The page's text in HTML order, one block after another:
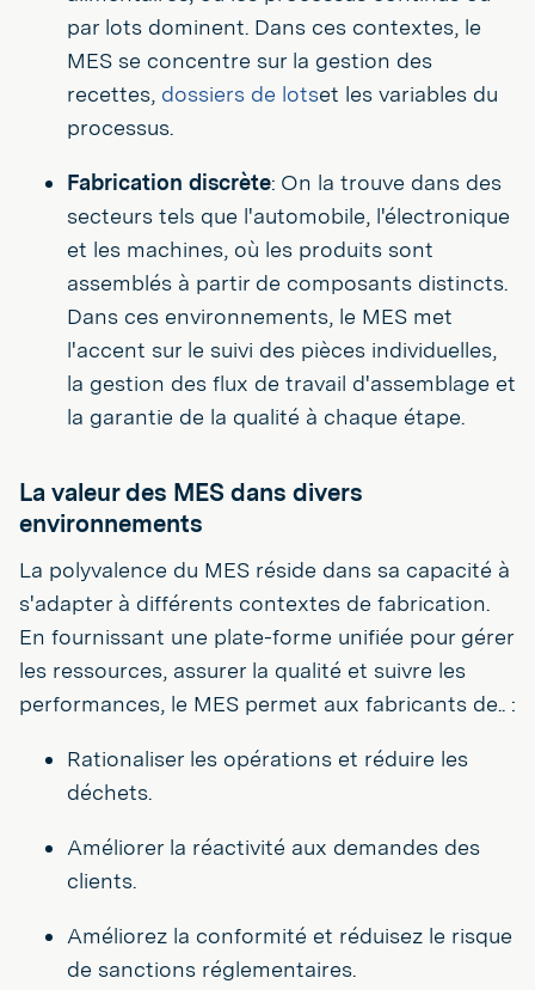
par lots dominent. Dans ces contextes, le
MES se concentre sur la gestion des
recettes, dossiers de lotset les variables du
processus.
Fabrication discrète: On la trouve dans des
secteurs tels que l'automobile, l'électronique
et les machines, où les produits sont
assemblés à partir de composants distincts.
Dans ces environnements, le MES met
l'accent sur le suivi des pièces individuelles,
la gestion des flux de travail d'assemblage et
la garantie de la qualité à chaque étape.
La valeur des MES dans divers
environnements
La polyvalence du MES réside dans sa capacité à
s'adapter à différents contextes de fabrication.
En fournissant une plate-forme unifiée pour gérer
les ressources, assurer la qualité et suivre les
performances, le MES permet aux fabricants de.. :
Rationaliser les opérations et réduire les
déchets.
Améliorer la réactivité aux demandes des
clients.
Améliorez la conformité et réduisez le risque
de sanctions réglementaires.